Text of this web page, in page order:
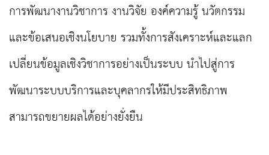
การพัฒนางานวิชาการ งานวิจัย องค์ความรู้ นวัตกรรม
และข้อเสนอเชิงนโยบาย รวมทั้งการสังเคราะห์และแลก
เปลี่ยนข้อมูลเชิงวิชาการอย่างเป็นระบบ นำไปสู่การ
พัฒนาระบบบริการและบุคลากรให้มีประสิทธิภาพ
สามารถขยายผลได้อย่างยั่งยืน